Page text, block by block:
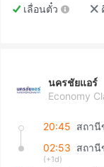
เลื่อนตั๋ว
นครชัยแอร์
Economy
20:45
02:53 สถานี
(+1d)